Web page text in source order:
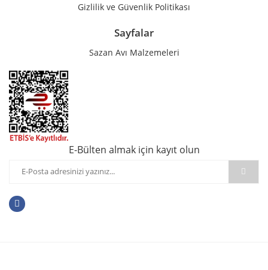
Gizlilik ve Güvenlik Politikası
Sayfalar
Sazan Avı Malzemeleri
E-Bülten almak için kayıt olun